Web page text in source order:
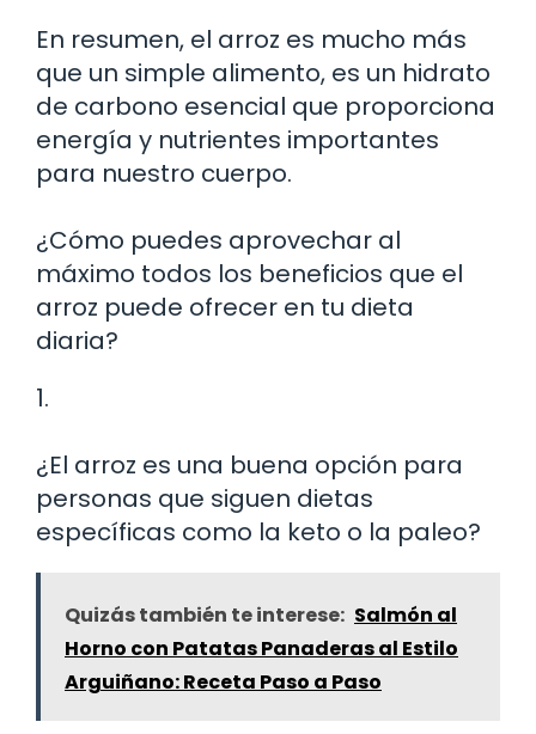
En resumen, el arroz es mucho más
que un simple alimento, es un hidrato
de carbono esencial que proporciona
energía y nutrientes importantes
para nuestro cuerpo.
¿Cómo puedes aprovechar al
máximo todos los beneficios que el
arroz puede ofrecer en tu dieta
diaria?
1.
¿El arroz es una buena opción para
personas que siguen dietas
específicas como la keto o la paleo?
Quizás también te interese: Salmón al
Horno con Patatas Panaderas al Estilo
Arguiñano: Receta Paso a Paso